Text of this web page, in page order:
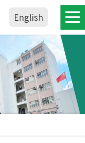
English